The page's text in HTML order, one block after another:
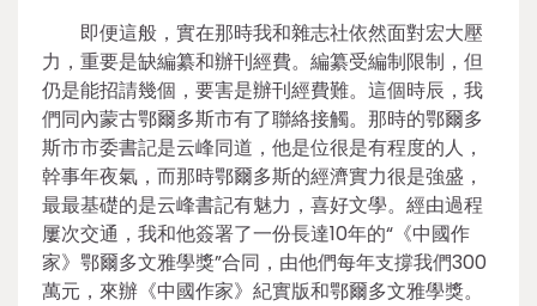
即便這般，實在那時我和雜志社依然面對宏大壓
力，重要是缺編纂和辦刊經費。編纂受編制限制，但
仍是能招請幾個，要害是辦刊經費難。這個時辰，我
們同內蒙古鄂爾多斯市有了聯絡接觸。那時的鄂爾多
斯市市委書記是云峰同道，他是位很是有程度的人，
幹事年夜氣，而那時鄂爾多斯的經濟實力很是強盛，
最最基礎的是云峰書記有魅力，喜好文學。經由過程
屢次交通，我和他簽署了一份長達10年的“《中國作
家》鄂爾多文雅學獎”合同，由他們每年支撐我們300
萬元，來辦《中國作家》紀實版和鄂爾多文雅學獎。